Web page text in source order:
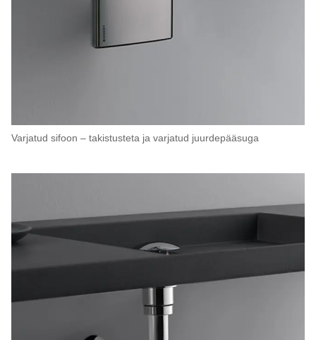
Varjatud sifoon – takistusteta ja varjatud juurdepääsuga